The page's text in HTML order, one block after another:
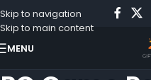
Skip to navigation
Skip to main content
MENU